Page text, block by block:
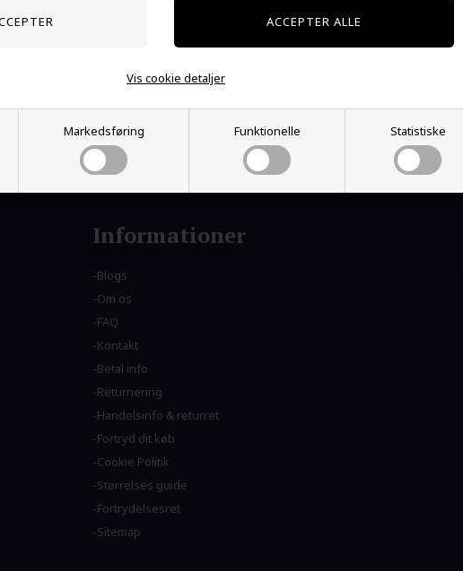
Markedsføring Funktionelle Statistiske
Vis cookie detaljer
Prisen er pr. stk.
Informationer
Blogs
Om os
FAQ
Kontakt
Betal info
Returnering
Handelsinfo & returret
Fortryd dit køb
Cookie Politik
Størrelses guide
Fortrydelsesret
Sitemap